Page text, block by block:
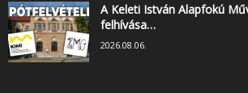
A Keleti István Alapfokú
felhívása…
2026.08.06.